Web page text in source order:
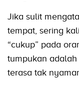
Jika sulit
tempat, sering
“cukup” pada
tumpukan
terasa tak